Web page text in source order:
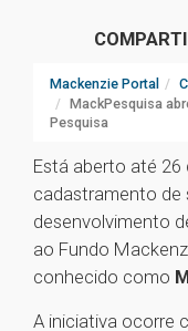
Mackenzie Portal
MackPesquisa
Pesquisa
Está aberto até 26
cadastramento
desenvolvimento
ao Fundo
conhecido como
A iniciativa ocorre